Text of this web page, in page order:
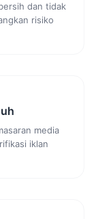
dan tidak
risiko
media
iklan